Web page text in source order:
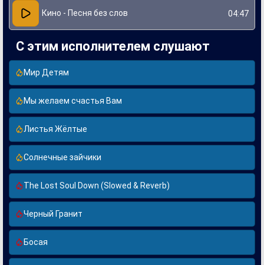
Кино - Песня без слов 04:47
С этим исполнителем слушают
Мир Детям
Мы желаем счастья Вам
Листья Жёлтые
Солнечные зайчики
The Lost Soul Down (Slowed & Reverb)
Черный Гранит
Босая